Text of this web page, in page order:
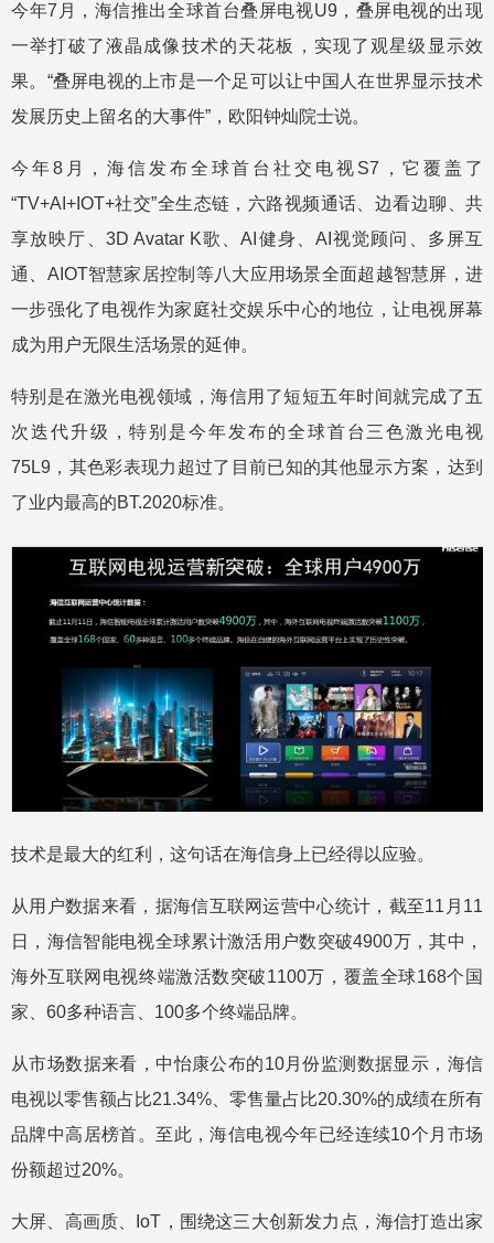
今年7月，海信推出全球首台叠屏电视U9，叠屏电视的出现
一举打破了液晶成像技术的天花板，实现了观星级显示效
果。“叠屏电视的上市是一个足可以让中国人在世界显示技术
发展历史上留名的大事件”，欧阳钟灿院士说。
今年8月，海信发布全球首台社交电视S7，它覆盖了
“TV+AI+IOT+社交”全生态链，六路视频通话、边看边聊、共
享放映厅、3D Avatar K歌、AI健身、AI视觉顾问、多屏互
通、AIOT智慧家居控制等八大应用场景全面超越智慧屏，进
一步强化了电视作为家庭社交娱乐中心的地位，让电视屏幕
成为用户无限生活场景的延伸。
特别是在激光电视领域，海信用了短短五年时间就完成了五
次迭代升级，特别是今年发布的全球首台三色激光电视
75L9，其色彩表现力超过了目前已知的其他显示方案，达到
了业内最高的BT.2020标准。
技术是最大的红利，这句话在海信身上已经得以应验。
从用户数据来看，据海信互联网运营中心统计，截至11月11
日，海信智能电视全球累计激活用户数突破4900万，其中，
海外互联网电视终端激活数突破1100万，覆盖全球168个国
家、60多种语言、100多个终端品牌。
从市场数据来看，中怡康公布的10月份监测数据显示，海信
电视以零售额占比21.34%、零售量占比20.30%的成绩在所有
品牌中高居榜首。至此，海信电视今年已经连续10个月市场
份额超过20%。
大屏、高画质、IoT，围绕这三大创新发力点，海信打造出家